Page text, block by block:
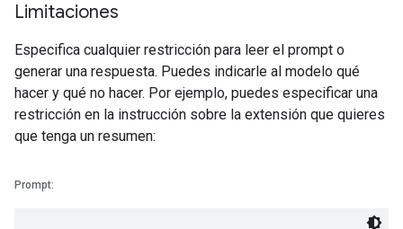
Limitaciones
Especifica cualquier restricción para leer el prompt o
generar una respuesta. Puedes indicarle al modelo qué
hacer y qué no hacer. Por ejemplo, puedes especificar una
restricción en la instrucción sobre la extensión que quieres
que tenga un resumen:
Prompt: